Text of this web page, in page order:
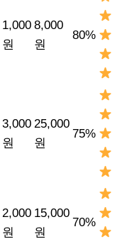
1,000
원
8,000
원
80%
3,000
원
25,000
원
75%
2,000
원
15,000
원
70%